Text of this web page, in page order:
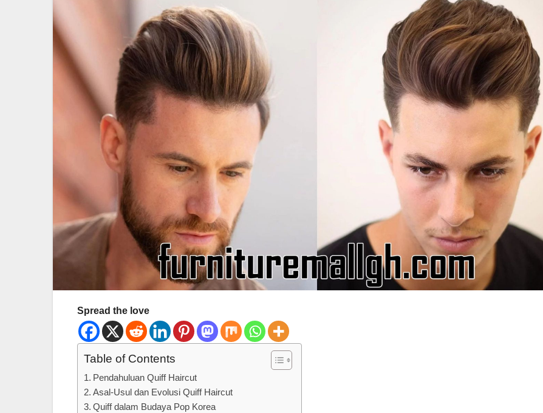
Spread the love
Table of Contents
Pendahuluan Quiff Haircut
Asal-Usul dan Evolusi Quiff Haircut
Quiff dalam Budaya Pop Korea